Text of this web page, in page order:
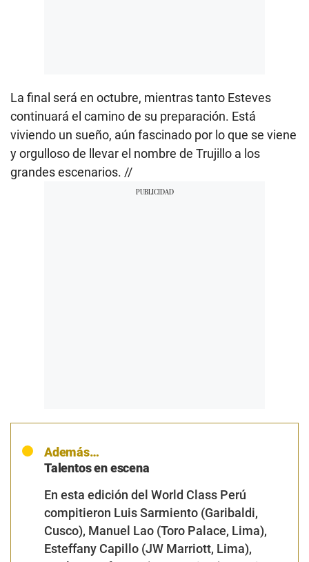
La final será en octubre, mientras tanto Esteves
continuará el camino de su preparación. Está
viviendo un sueño, aún fascinado por lo que se viene
y orgulloso de llevar el nombre de Trujillo a los
grandes escenarios. //
Además…
Talentos en escena
En esta edición del World Class Perú
compitieron Luis Sarmiento (Garibaldi,
Cusco), Manuel Lao (Toro Palace, Lima),
Esteffany Capillo (JW Marriott, Lima),